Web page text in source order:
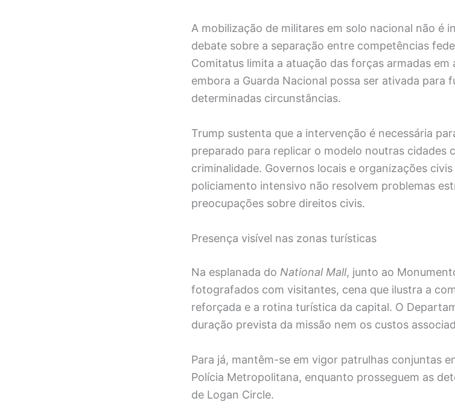
A mobilização de militares em solo nacional não é
debate sobre a separação entre competências
Comitatus limita a atuação das forças armadas
embora a Guarda Nacional possa ser ativada para
determinadas circunstâncias.
Trump sustenta que a intervenção é necessária
preparado para replicar o modelo noutras cidades
criminalidade. Governos locais e organizações
policiamento intensivo não resolvem problemas
preocupações sobre direitos civis.
Presença visível nas zonas turísticas
Na esplanada do National Mall, junto ao
fotografados com visitantes, cena que ilustra a
reforçada e a rotina turística da capital. O
duração prevista da missão nem os custos
Para já, mantêm-se em vigor patrulhas conjuntas
Polícia Metropolitana, enquanto prosseguem as
de Logan Circle.